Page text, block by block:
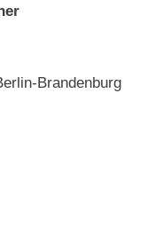
Brandenburg